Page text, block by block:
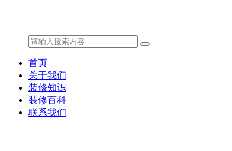
首页
关于我们
装修知识
装修百科
联系我们